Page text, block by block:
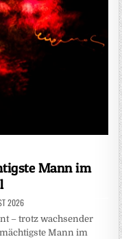
Mann im
2026
– trotz wachsender
Mann im